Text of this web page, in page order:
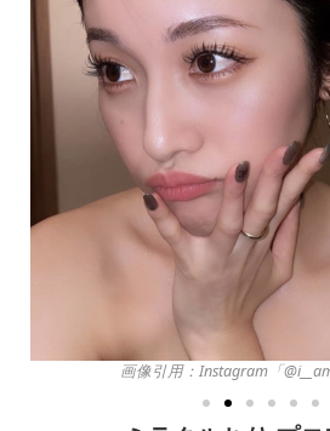
画像引用：Instagram「